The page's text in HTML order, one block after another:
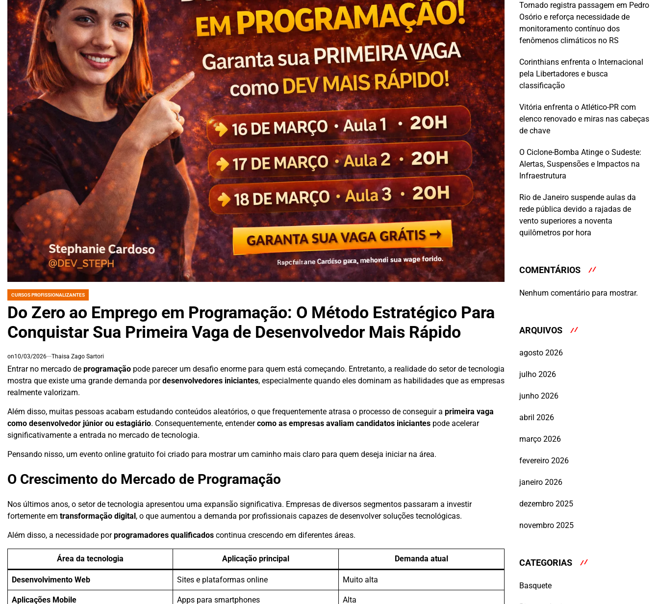
POSTED
CURSOS PROFISSIONALIZANTES
Do Zero ao Emprego em Programação: O Método Estratégico Para
Conquistar Sua Primeira Vaga de Desenvolvedor Mais Rápido
on10/03/2026 Thaisa Zago Sartori
Entrar no mercado de programação pode parecer um desafio enorme para quem está começando. Entretanto, a realidade do setor de tecnologia
mostra que existe uma grande demanda pordesenvolvedores iniciantes, especialmente quando eles dominam as habilidades que as empresas
realmente valorizam.
Além disso, muitas pessoas acabam estudando conteúdos aleatórios, o que frequentemente atrasa o processo de conseguir a primeira vaga
como desenvolvedor júnior ou estagiário. Consequentemente, entendercomo as empresas avaliam candidatos iniciantes pode acelerar
significativamente a entrada no mercado de tecnologia.
Pensando nisso, um evento online gratuito foi criado para mostrar um caminho mais claro para quem deseja iniciar na área.
O Crescimento do Mercado de Programação
Nos últimos anos, o setor de tecnologia apresentou uma expansão significativa. Empresas de diversos segmentos passaram a investir
fortemente em transformação digital , o que aumentou a demanda por profissionais capazes de desenvolver soluções tecnológicas.
Além disso, a necessidade porprogramadores qualificados continua crescendo em diferentes áreas.
Área da tecnologia Aplicação principal Demanda atual
Desenvolvimento Web Sites e plataformas online Muito alta
Aplicações Mobile Apps para smartphones Alta
Tornado registra passagem em Pedro
Osório e reforça necessidade de
monitoramento contínuo dos
fenômenos climáticos no RS
Corinthians enfrenta o Internacional
pela Libertadores e busca
classificação
Vitória enfrenta o Atlético-PR com
elenco renovado e miras nas cabeças
de chave
O Ciclone-Bomba Atinge o Sudeste:
Alertas, Suspensões e Impactos na
Infraestrutura
Rio de Janeiro suspende aulas da
rede pública devido a rajadas de
vento superiores a noventa
quilômetros por hora
COMENTÁRIOS
Nenhum comentário para mostrar.
ARQUIVOS
agosto 2026
julho 2026
junho 2026
abril 2026
março 2026
fevereiro 2026
janeiro 2026
dezembro 2025
novembro 2025
CATEGORIAS
Basquete